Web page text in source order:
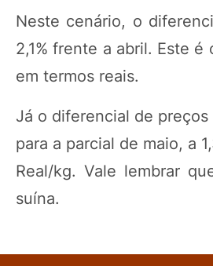
Neste cenário, o
2,1% frente a abril. Este
em termos reais.
Já o diferencial de
para a parcial de maio, a
Real/kg. Vale lembrar
suína.